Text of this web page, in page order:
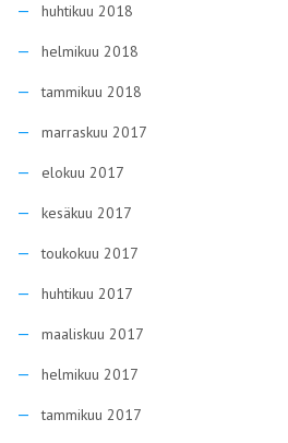
huhtikuu 2018
helmikuu 2018
tammikuu 2018
marraskuu 2017
elokuu 2017
kesäkuu 2017
toukokuu 2017
huhtikuu 2017
maaliskuu 2017
helmikuu 2017
tammikuu 2017